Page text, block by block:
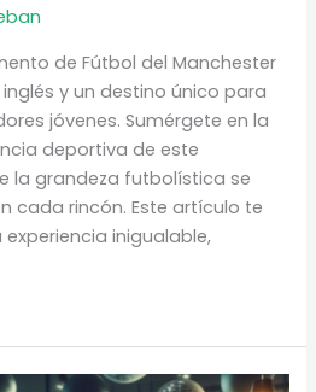
de Fútbol del Manchester
y un destino único para
jóvenes. Sumérgete en la
deportiva de este
la grandeza futbolística se
cada rincón. Este artículo te
inigualable,